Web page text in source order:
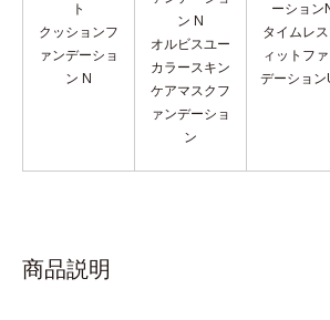
ト
クッションフ
ァンデーショ
ン N
ン N
オルビスユー
カラースキン
ケアマスクフ
ァンデーショ
ン
ーション
タイムレ
ィットフ
デーション
商品説明